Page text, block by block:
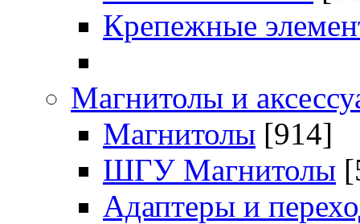
Крепежные
Магнитолы и
Магнитолы [914]
ШГУ Магнитолы
Адаптеры и